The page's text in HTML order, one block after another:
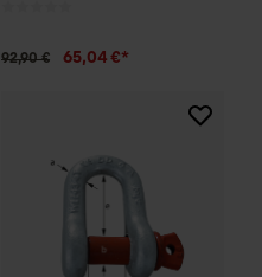
92,90 € 65,04 €*